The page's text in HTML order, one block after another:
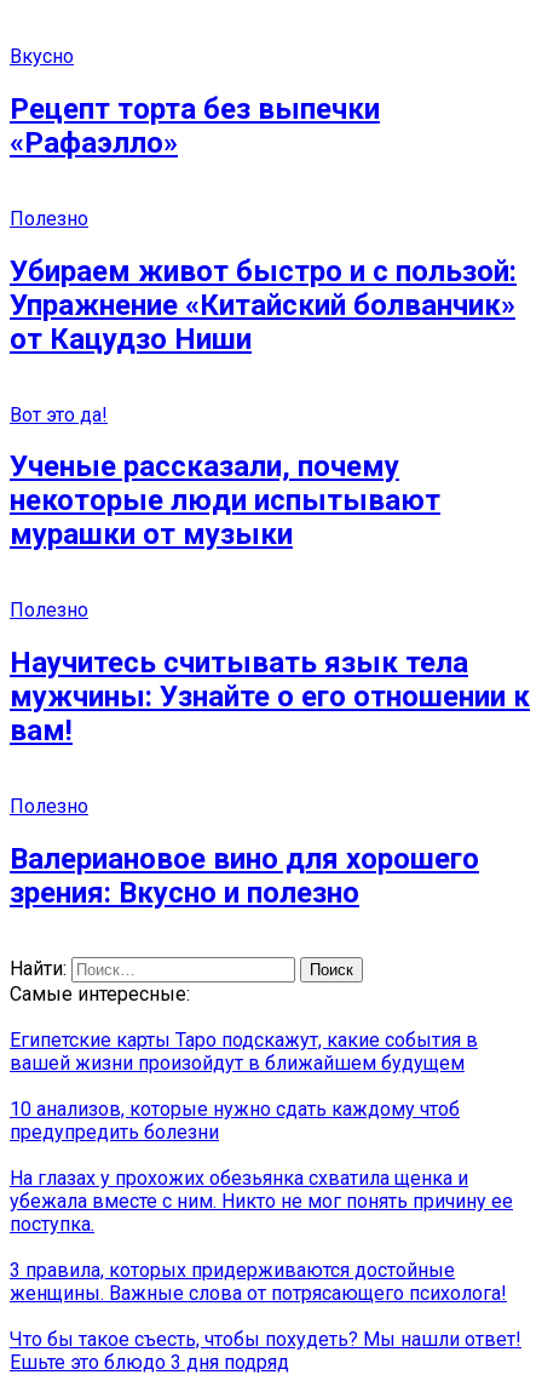
Вкусно
Рецепт торта без выпечки
«Рафаэлло»
Полезно
Убираем живот быстро и с пользой:
Упражнение «Китайский болванчик»
от Кацудзо Ниши
Вот это да!
Ученые рассказали, почему
некоторые люди испытывают
мурашки от музыки
Полезно
Научитесь считывать язык тела
мужчины: Узнайте о его отношении к
вам!
Полезно
Валериановое вино для хорошего
зрения: Вкусно и полезно
Найти:
Самые интересные:
Египетские карты Таро подскажут, какие события в
вашей жизни произойдут в ближайшем будущем
10 анализов, которые нужно сдать каждому чтоб
предупредить болезни
На глазах у прохожих обезьянка схватила щенка и
убежала вместе с ним. Никто не мог понять причину ее
поступка.
3 правила, которых придерживаются достойные
женщины. Важные слова от потрясающего психолога!
Что бы такое съесть, чтобы похудеть? Мы нашли ответ!
Ешьте это блюдо 3 дня подряд